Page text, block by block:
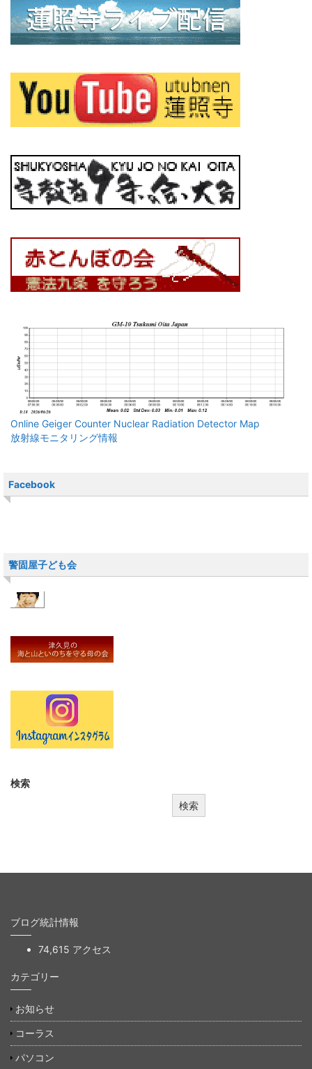
Online Geiger Counter Nuclear Radiation Detector Map
放射線モニタリング情報
Facebook
警固屋子ども会
検索
検索
ブログ統計情報
74,615 アクセス
カテゴリー
お知らせ
コーラス
パソコン